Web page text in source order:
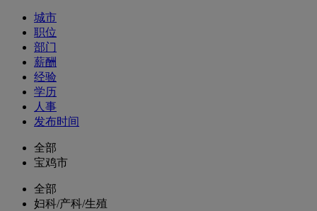
城市
职位
部门
薪酬
经验
学历
人事
发布时间
全部
宝鸡市
全部
妇科/产科/生殖